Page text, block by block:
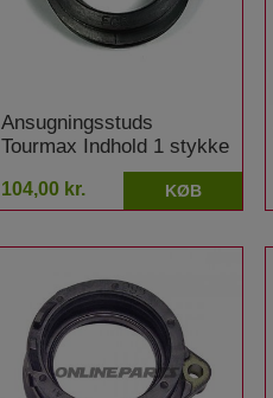
Ansugningsstuds
Tourmax Indhold 1 stykke
Honda CRF 450 R
104,00 kr. KØB